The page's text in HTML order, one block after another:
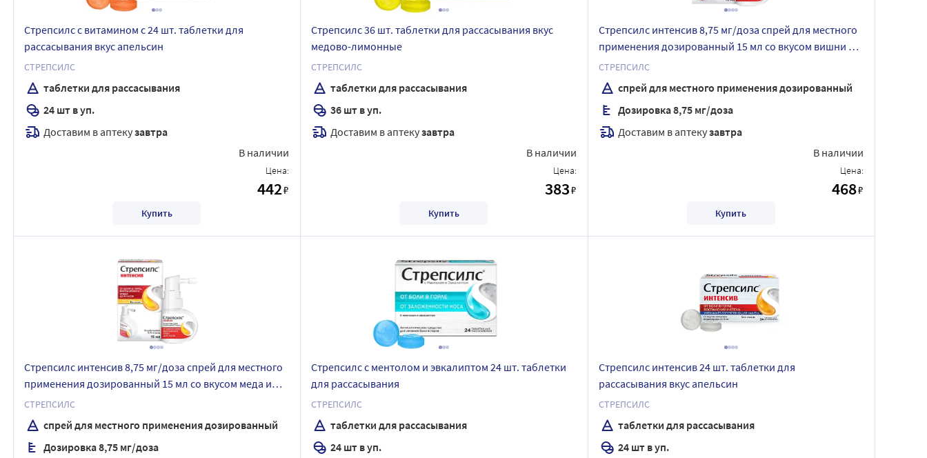
Стрепсилс с витамином с 24 шт. таблетки для
рассасывания вкус апельсин
СТРЕПСИЛС
таблетки для рассасывания
24 шт в уп.
Доставим в аптекузавтра
В наличии
Цена:
442₽
Купить
Стрепсилс 36 шт. таблетки для рассасывания вкус
медово-лимонные
СТРЕПСИЛС
таблетки для рассасывания
36 шт в уп.
Доставим в аптекузавтра
В наличии
Цена:
383₽
Купить
Стрепсилс интенсив 8,75 мг/доза спрей для местного
применения дозированный 15 мл со вкусом вишни и
мяты
СТРЕПСИЛС
спрей для местного применения дозированный
Дозировка 8,75 мг/доза
Доставим в аптекузавтра
В наличии
Цена:
468₽
Купить
Стрепсилс интенсив 8,75 мг/доза спрей для местного
применения дозированный 15 мл со вкусом меда и
лимона
СТРЕПСИЛС
спрей для местного применения дозированный
Дозировка 8,75 мг/доза
Стрепсилс с ментолом и эвкалиптом 24 шт. таблетки
для рассасывания
СТРЕПСИЛС
таблетки для рассасывания
24 шт в уп.
Стрепсилс интенсив 24 шт. таблетки для
рассасывания вкус апельсин
СТРЕПСИЛС
таблетки для рассасывания
24 шт в уп.